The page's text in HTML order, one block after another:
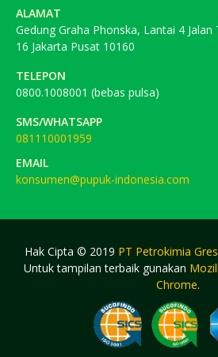
ALAMAT
Gedung Graha Phonska, Lantai 4
16 Jakarta Pusat 10160
TELEPON
0800.1008001 (bebas pulsa)
SMS/WHATSAPP
081110001959
EMAIL
konsumen@pupuk-indonesia.com
Hak Cipta © 2019 PT Petrokimia
Untuk tampilan terbaik gunakan
Chrome.